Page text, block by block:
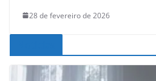
28 de fevereiro de 2026